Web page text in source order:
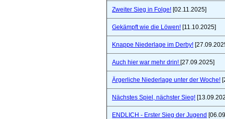
Zweiter Sieg in Folge! [02.11.2025]
Gekämpft wie die Löwen! [11.10.2025]
Knappe Niederlage im Derby!
Auch hier war mehr drin! [27.09.2025]
Ärgerliche Niederlage unter der Woche!
Nächstes Spiel, nächster Sieg!
ENDLICH - Erster Sieg der Jugend